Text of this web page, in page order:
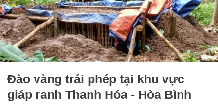
Đào vàng trái phép tại khu vực
giáp ranh Thanh Hóa - Hòa Bình